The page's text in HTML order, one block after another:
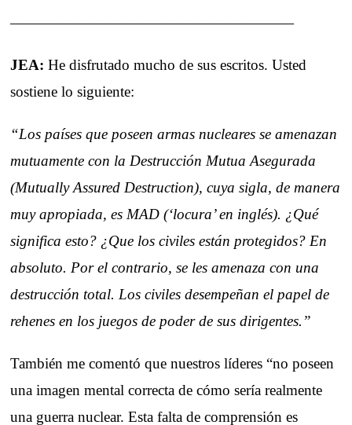
———————————————————
JEA: He disfrutado mucho de sus escritos. Usted
sostiene lo siguiente:
“Los países que poseen armas nucleares se amenazan
mutuamente con la Destrucción Mutua Asegurada
(Mutually Assured Destruction), cuya sigla, de manera
muy apropiada, es MAD (‘locura’ en inglés). ¿Qué
significa esto? ¿Que los civiles están protegidos? En
absoluto. Por el contrario, se les amenaza con una
destrucción total. Los civiles desempeñan el papel de
rehenes en los juegos de poder de sus dirigentes.”
También me comentó que nuestros líderes “no poseen
una imagen mental correcta de cómo sería realmente
una guerra nuclear. Esta falta de comprensión es